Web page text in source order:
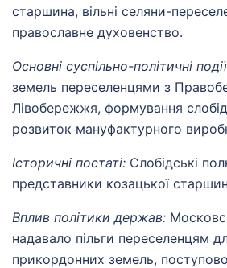
старшина, вільні селяни-
православне духовенство.
Основні суспільно-політичні
земель переселенцями з
Лівобережжя, формування
розвиток мануфактурного
Історичні постаті: Слобідські
представники козацької
Вплив політики держав:
надавало пільги переселенцям
прикордонних земель, поступово